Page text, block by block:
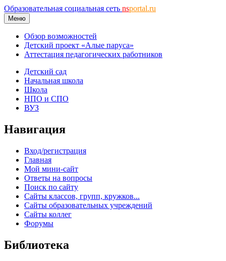
Образовательная социальная сеть nsportal.ru
Меню
Обзор возможностей
Детский проект «Алые паруса»
Аттестация педагогических работников
Детский сад
Начальная школа
Школа
НПО и СПО
ВУЗ
Навигация
Вход/регистрация
Главная
Мой мини-сайт
Ответы на вопросы
Поиск по сайту
Сайты классов, групп, кружков...
Сайты образовательных учреждений
Сайты коллег
Форумы
Библиотека